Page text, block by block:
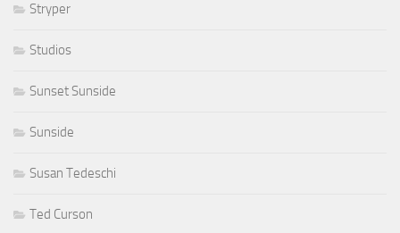
Stryper
Studios
Sunset Sunside
Sunside
Susan Tedeschi
Ted Curson